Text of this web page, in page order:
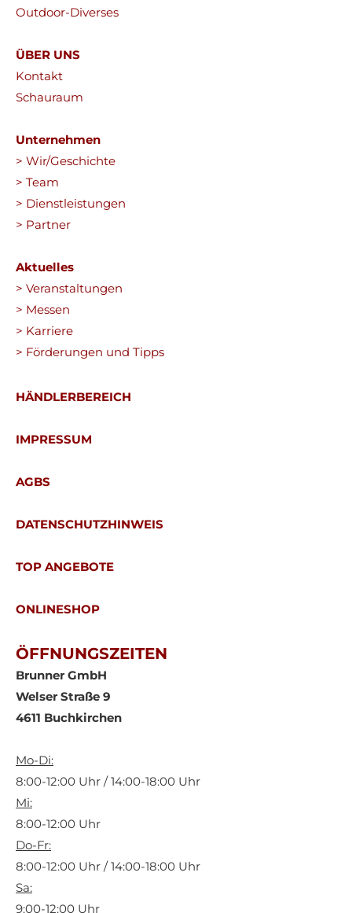
Outdoor-Diverses
ÜBER UNS
Kontakt
Schauraum
Unternehmen
> Wir/Geschichte
> Team
> Dienstleistungen
> Partner
Aktuelles
> Veranstaltungen
> Messen
> Karriere
> Förderungen und Tipps
HÄNDLERBEREICH
IMPRESSUM
AGBS
DATENSCHUTZHINWEIS
TOP ANGEBOTE
ONLINESHOP
ÖFFNUNGSZEITEN
Brunner GmbH
Welser Straße 9
4611 Buchkirchen
Mo-Di:
8:00-12:00 Uhr / 14:00-18:00 Uhr
Mi:
8:00-12:00 Uhr
Do-Fr:
8:00-12:00 Uhr / 14:00-18:00 Uhr
Sa:
9:00-12:00 Uhr